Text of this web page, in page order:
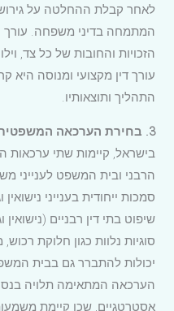
לאחר קבלת ההחלטה על
המתמחה בדיני משפחה. עורך
הזכויות והחובות של כל צד,
עורך דין מקצועי ומנוסה היא
התהליך ותוצאותיו.
3. בחירת הערכאה המשפטית המתאימה
בישראל, קיימות שתי ערכאות
הרבני ובית המשפט לענייני
סמכות ייחודית בענייני
סוגיות נלוות כגון חלוקת
יכולות להתברר גם בבית
הערכאה המתאימה תלויה
אסטרטגיים, שכן קיימת